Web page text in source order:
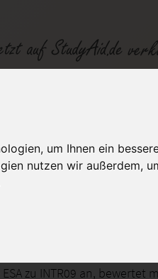
um Ihnen ein
nutzen wir außerdem,
Kategorien
zu INTR09 an, bewertet